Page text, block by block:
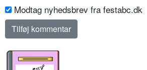
Modtag nyhedsbrev fra festabc.dk